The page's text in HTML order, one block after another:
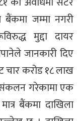
जम्मा नगरी
मुद्दा दायर
जानकारी दिए
चार करोड १८ लाख
संकलन गरेकामा एक
बैंकमा दाखिला